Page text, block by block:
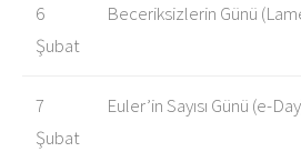
6
Şubat
Beceriksizlerin Günü
7
Şubat
Euler’in Sayısı Günü (e-